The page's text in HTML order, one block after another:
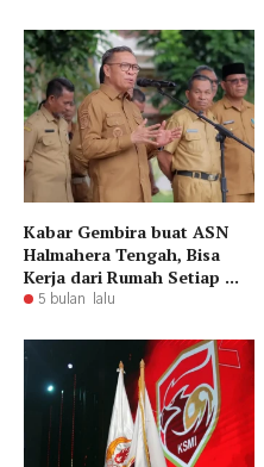
Kabar Gembira buat ASN
Halmahera Tengah, Bisa
Kerja dari Rumah Setiap ...
5 bulan lalu